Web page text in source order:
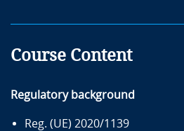
Course Content
Regulatory background
Reg. (UE) 2020/1139